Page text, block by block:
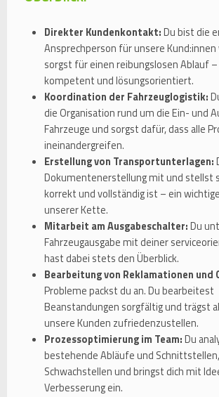
Direkter Kundenkontakt:Du bist die
Ansprechperson für unsere
sorgst für einen reibungslosen Ablauf
kompetent und lösungsorientiert.
Koordination der Fahrzeuglogistik:
die Organisation rund um die Ein- und
Fahrzeuge und sorgst dafür, dass alle
ineinandergreifen.
Erstellung von Transportunterlagen:
Dokumentenerstellung mit und stellst
korrekt und vollständig ist – ein
unserer Kette.
Mitarbeit am Ausgabeschalter:Du
Fahrzeugausgabe mit deiner
hast dabei stets den Überblick.
Bearbeitung von Reklamationen und
Probleme packst du an. Du bearbeitest
Beanstandungen sorgfältig und trägst
unsere Kunden zufriedenzustellen.
Prozessoptimierung im Team:Du
bestehende Abläufe und
Schwachstellen und bringst dich mit
Verbesserung ein.